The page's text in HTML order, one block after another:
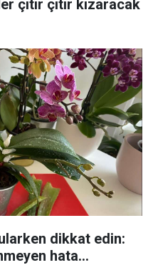
çıtır çıtır kızaracak
dikkat edin:
hata...